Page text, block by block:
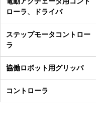
ローラ、ドライバ
ステップモータコントロー
ラ
協働ロボット用グリッパ
コントローラ